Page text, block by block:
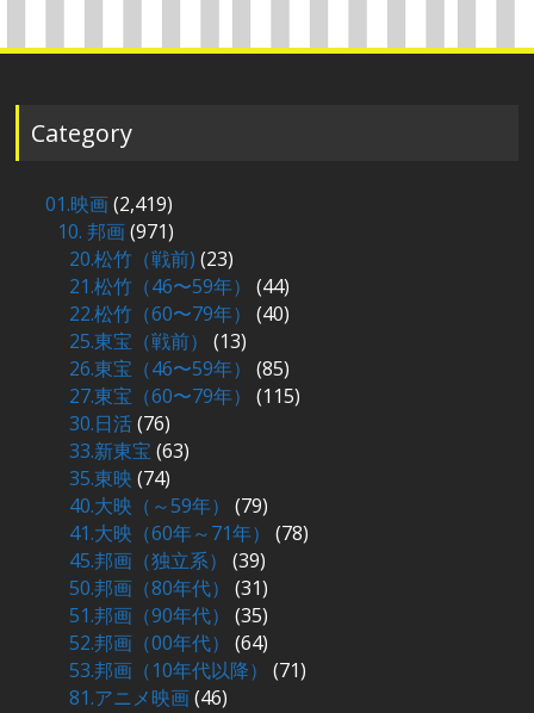
ゲ
シ
ョ
Category
01.映画(2,419)
10. 邦画(971)
20.松竹（戦前) (23)
21.松竹（46〜59年）
(44)
22.松竹（60〜79年）
(40)
25.東宝（戦前）
(13)
26.東宝（46〜59年）
(85)
27.東宝（60〜79年）
(115)
30.日活(76)
33.新東宝 (63)
35.東映 (74)
40.大映（～59年）
(79)
41.大映（60年～71年）
(78)
45.邦画（独立系）
(39)
50.邦画（80年代）
(31)
51.邦画（90年代）
(35)
52.邦画（00年代）
(64)
53.邦画（10年代以降）
(71)
81.アニメ映画(46)